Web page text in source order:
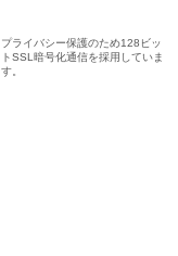
プライバシー保護のため128ビッ
トSSL暗号化通信を採用していま
す。